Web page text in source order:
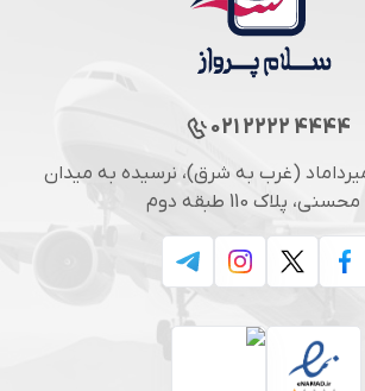
021 2222 4444
میرداماد (غرب به شرق)، نرسیده به میدان
محسنی، پلاک 110 طبقه دوم